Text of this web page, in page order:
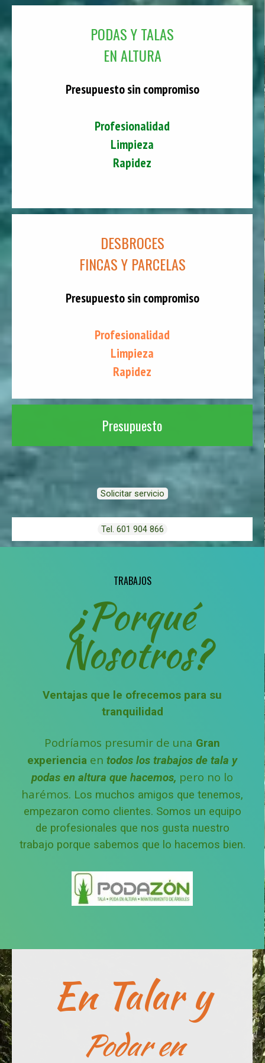
PODAS Y TALAS
EN ALTURA
Presupuesto sin compromiso
Profesionalidad
Limpieza
Rapidez
DESBROCES
FINCAS Y PARCELAS
Presupuesto sin compromiso
Profesionalidad
Limpieza
Rapidez
Presupuesto
Solicitar servicio
Tel. 601 904 866
TRABAJOS
¿Porqué
Nosotros?
Ventajas que le ofrecemos para su
tranquilidad
Podríamos presumir de una Gran
experiencia en todos los trabajos de tala y
podas en altura que hacemos, pero no lo
harémos. Los muchos amigos que tenemos,
empezaron como clientes. Somos un equipo
de profesionales que nos gusta nuestro
trabajo porque sabemos que lo hacemos bien.
En Talar y
Podar en